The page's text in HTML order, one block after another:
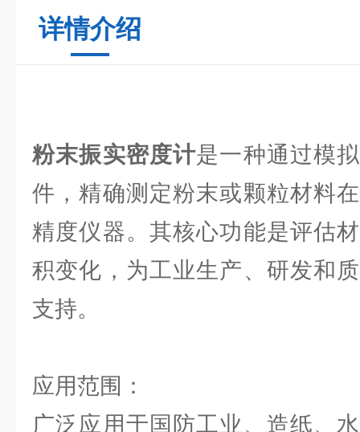
详情介绍
粉末振实密度计是一种通过模
件，精确测定粉末或颗粒材料
精度仪器。其核心功能是评估
积变化，为工业生产、研发和
支持。
应用范围：
广泛应用于国防工业、造纸、